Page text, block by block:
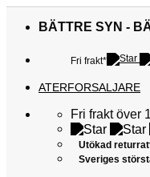
BÄTTRE SYN -
Fri frakt*
ATERFORSALJARE
Fri frakt över
Utökad
Sveriges